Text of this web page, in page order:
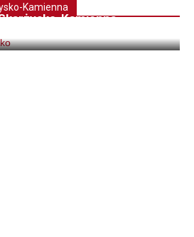
Kamienna
Kamienna